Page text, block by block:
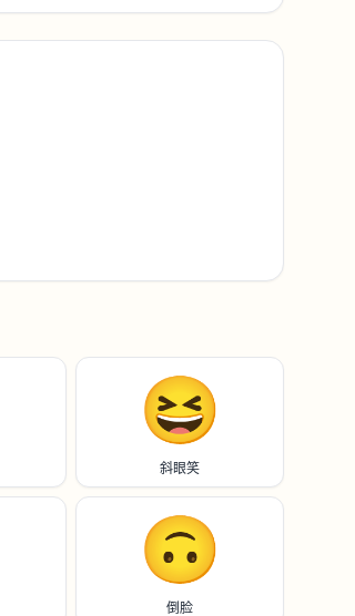
😆
斜眼笑
🙃
倒脸